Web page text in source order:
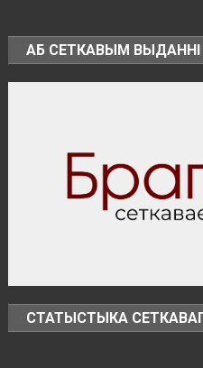
АБ СЕТКАВЫМ ВЫДАННІ
СТАТЫСТЫКА